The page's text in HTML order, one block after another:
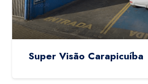
Super Visão Carapicuíba